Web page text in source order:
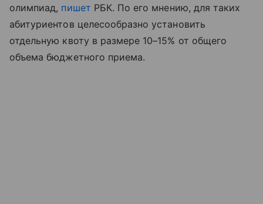
олимпиад, пишет РБК. По его мнению, для таких
абитуриентов целесообразно установить
отдельную квоту в размере 10–15% от общего
объема бюджетного приема.